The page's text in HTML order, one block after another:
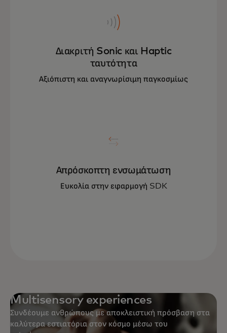
Διακριτή Sonic και Haptic
ταυτότητα
Αξιόπιστη και αναγνωρίσιμη παγκοσμίως
Απρόσκοπτη ενσωμάτωση
Ευκολία στην εφαρμογή SDK
Multisensory experiences
Συνδέουμε ανθρώπους με αποκλειστική πρόσβαση στα
καλύτερα εστιατόρια στον κόσμο μέσω του